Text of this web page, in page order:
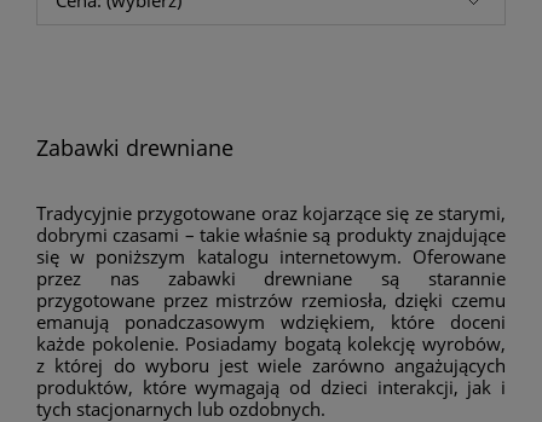
Zabawki drewniane
Tradycyjnie przygotowane oraz kojarzące się ze starymi,
dobrymi czasami – takie właśnie są produkty znajdujące
się w poniższym katalogu internetowym. Oferowane
przez nas zabawki drewniane są starannie
przygotowane przez mistrzów rzemiosła, dzięki czemu
emanują ponadczasowym wdziękiem, które doceni
każde pokolenie. Posiadamy bogatą kolekcję wyrobów,
z której do wyboru jest wiele zarówno angażujących
produktów, które wymagają od dzieci interakcji, jak i
tych stacjonarnych lub ozdobnych.